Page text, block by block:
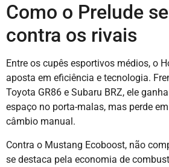
Como o Prelude
contra os rivais
Entre os cupês esportivos médios, o
aposta em eficiência e tecnologia.
Toyota GR86 e Subaru BRZ, ele
espaço no porta-malas, mas perde
câmbio manual.
Contra o Mustang Ecoboost, não
se destaca pela economia de